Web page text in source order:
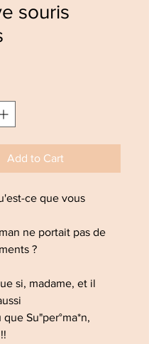
souris
Add to Cart
ce que vous
ne portait pas de
?
si, madame, et il
que Su"per°ma*n,